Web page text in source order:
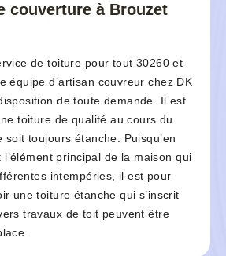
couverture à Brouzet
de toiture pour tout 30260 et
équipe d’artisan couvreur chez DK
de toute demande. Il est
toiture de qualité au cours du
soit toujours étanche. Puisqu’en
principal de la maison qui
intempéries, il est pour
une toiture étanche qui s’inscrit
travaux de toit peuvent être